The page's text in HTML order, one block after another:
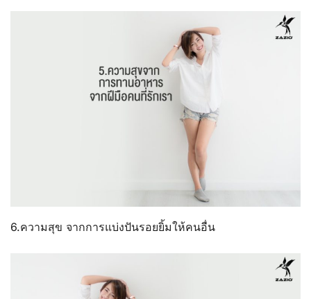
6.ความสุข จากการแบ่งปันรอยยิ้มให้คนอื่น